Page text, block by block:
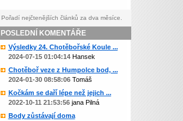
Pořadí nejčtenějších článků za dva měsíce.
POSLEDNÍ KOMENTÁŘE
Výsledky 24. Chotěbořské Koule ...
2024-07-15 01:04:14Hansek
Chotěboř veze z Humpolce bod, ...
2024-01-30 08:58:06Tomáš
Kočkám se daří lépe než jejich ...
2022-10-11 21:53:56jana Pilná
Body zůstávají doma